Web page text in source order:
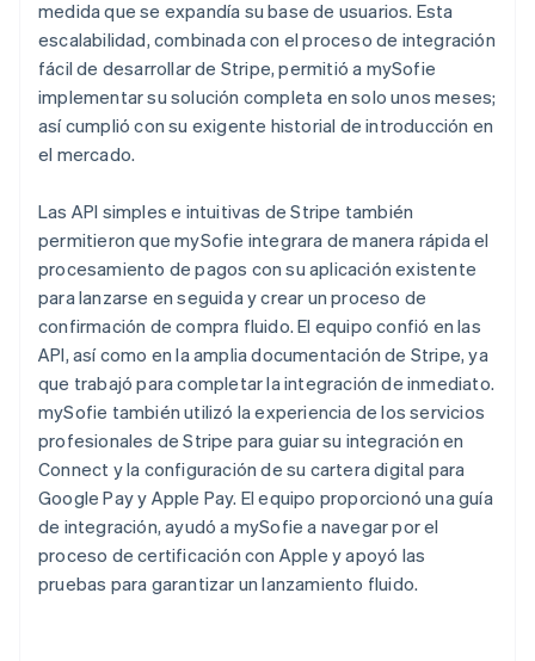
medida que se expandía su base de usuarios. Esta
escalabilidad, combinada con el proceso de integración
fácil de desarrollar de Stripe, permitió a mySofie
implementar su solución completa en solo unos meses;
así cumplió con su exigente historial de introducción en
el mercado.
Las API simples e intuitivas de Stripe también
permitieron que mySofie integrara de manera rápida el
procesamiento de pagos con su aplicación existente
para lanzarse en seguida y crear un proceso de
confirmación de compra fluido. El equipo confió en las
API, así como en la amplia documentación de Stripe, ya
que trabajó para completar la integración de inmediato.
mySofie también utilizó la experiencia de los servicios
profesionales de Stripe para guiar su integración en
Connect y la configuración de su cartera digital para
Google Pay y Apple Pay. El equipo proporcionó una guía
de integración, ayudó a mySofie a navegar por el
proceso de certificación con Apple y apoyó las
pruebas para garantizar un lanzamiento fluido.